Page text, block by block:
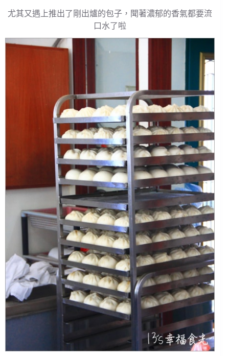
尤其又遇上推出了剛出爐的包子，聞著濃郁的香氣都要流
口水了啦